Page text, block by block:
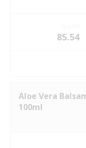
85.54
Aloe Vera
100ml